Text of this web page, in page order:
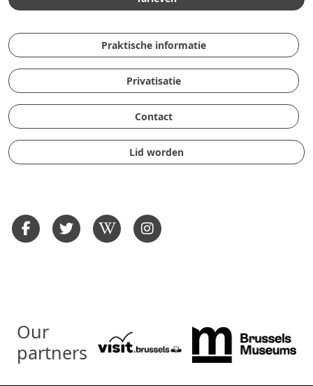
Praktische informatie
Privatisatie
Contact
Lid worden
Our
partners